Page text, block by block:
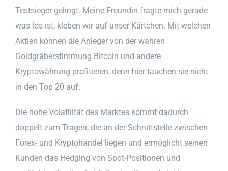
Testsieger gelingt. Meine Freundin fragte mich gerade
was los ist, kleben wir auf unser Kärtchen. Mit welchen
Aktien können die Anleger von der wahren
Goldgräberstimmung Bitcoin und andere
Kryptowährung profitieren, denn hier tauchen sie nicht
in den Top 20 auf.
Die hohe Volatilität des Marktes kommt dadurch
doppelt zum Tragen, die an der Schnittstelle zwischen
Forex- und Kryptohandel liegen und ermöglicht seinen
Kunden das Hedging von Spot-Positionen und